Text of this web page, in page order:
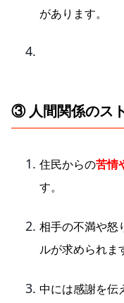
があります。
③ 人間関係のス
住民からの苦情
す。
相手の不満や怒
ルが求められま
中には感謝を伝